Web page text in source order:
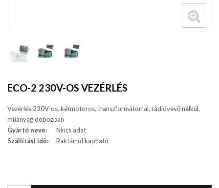
ECO-2 230V-OS VEZÉRLÉS
Vezérlés 230V-os, kétmotoros, transzformátorral, rádióvevő nélkül,
műanyag dobozban
Gyártó neve:
Nincs adat
Szállítási idő:
Raktárról kapható